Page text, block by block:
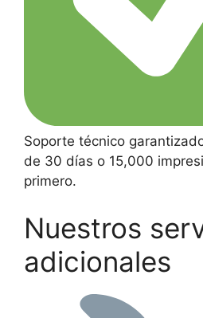
Soporte técnico
de 30 días o 15,000
primero.
Nuestros
adicionales